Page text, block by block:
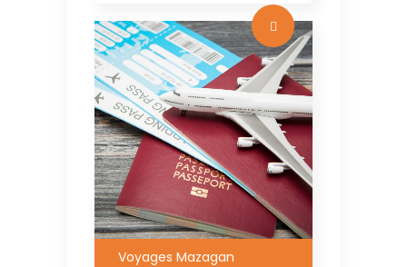
Voyages Mazagan